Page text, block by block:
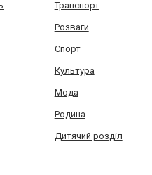
Транспорт
Розваги
Спорт
Культура
Мода
Родина
Дитячий розділ